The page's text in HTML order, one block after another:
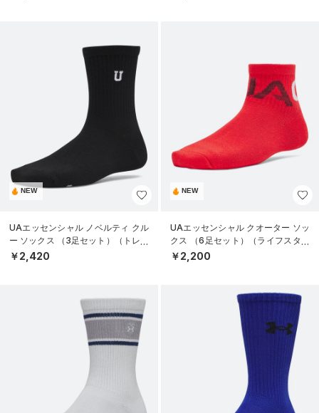
NEW
UAエッセンシャル ノベルティ クル
ー ソックス （3足セット）（トレー
ニング/WOMEN）
￥2,420
NEW
UAエッセンシャル クオーター ソッ
クス （6足セット）（ライフスタイ
ル/KIDS）
￥2,200